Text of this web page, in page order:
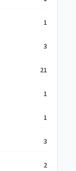
1
3
21
1
1
3
2